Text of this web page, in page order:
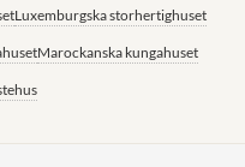
Luxemburgska storhertighuset
Marockanska kungahuset